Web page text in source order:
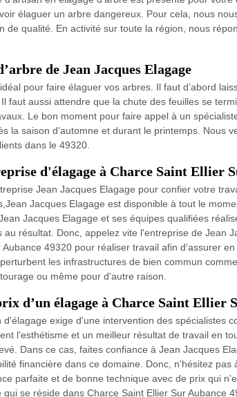
élaguer un arbre dangereux. Pour cela, nous
de qualité. En activité sur toute la région, nous
de Jean Jacques Elagage
pour faire élaguer vos arbres. Il faut d’abord
faut aussi attendre que la chute des feuilles se
Le bon moment pour faire appel à un
la saison d’automne et durant le printemps. Nous
dans le 49320.
d'élagage à Charce Saint Ellier
Jean Jacques Elagage pour confier votre
Jacques Elagage est disponible à tout le
Jacques Elagage et ses équipes qualifiées
au résultat. Donc, appelez vite l'entreprise de Jean
Aubance 49320 pour réaliser travail afin d'assurer
les infrastructures de bien commun
ou même pour d'autre raison.
d’un élagage à Charce Saint Ellier
d'élagage exige d'une intervention des spécialistes
l'esthétisme et un meilleur résultat de travail en
Dans ce cas, faites confiance à Jean Jacques
financière dans ce domaine. Donc, n'hésitez pas
parfaite et de bonne technique avec de prix qui
qui se réside dans Charce Saint Ellier Sur Aubance